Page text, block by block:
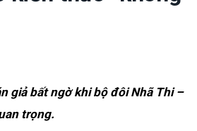
giả bất ngờ khi bộ đôi Nhã Thi –
trọng.